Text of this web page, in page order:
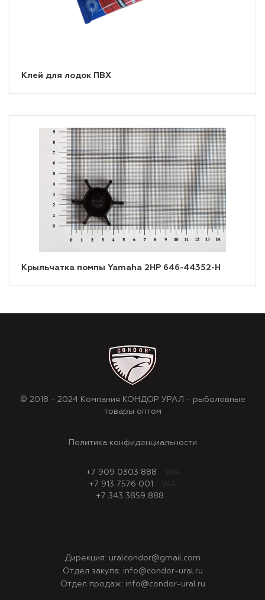
Клей для лодок ПВХ
Крыльчатка помпы Yamaha 2HP 646-44352-H
© 2018 - 2024 Компания КОНДОР УРАЛ - рыболовные
товары оптом
Политика конфиденциальности
+7 909 0303 888
WA
+7 913 7576 001
WA
+7 343 3859 888
Дирекция: uralcondor@gmail.com
Отдел закупа: info@condor-ural.ru
Отдел продаж: info@condor-ural.ru